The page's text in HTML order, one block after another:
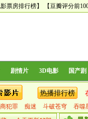
票房排行榜】 【豆瓣评分前
剧情片 3D电影 国产剧
热播排行榜
犯罪 痴迷 斗破苍穹 吞噬